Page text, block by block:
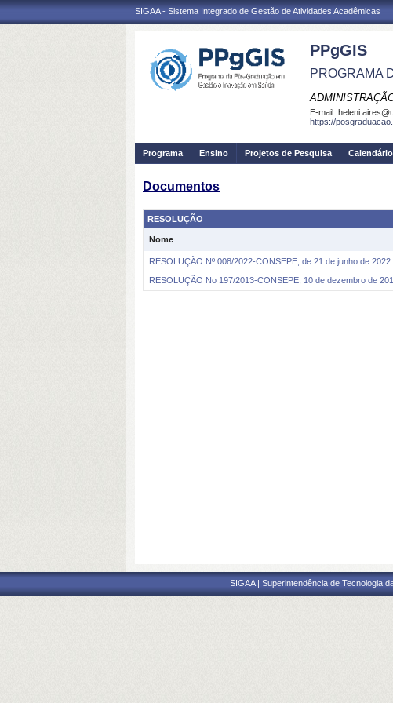
SIGAA - Sistema Integrado de Gestão de Atividades Acadêmicas
PPgGIS
PROGRAMA
E-mail:
https://
Programa Ensino Projetos de Pesquisa Calendário
Documentos
RESOLUÇÃO
Nome
RESOLUÇÃO Nº 008/2022-CONSEPE, de 21 de junho de 2022.
RESOLUÇÃO No 197/2013-CONSEPE, 10 de dezembro de
SIGAA | Superintendência de Tecnologia